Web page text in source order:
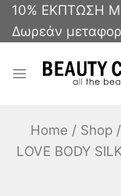
10% ΕΚΠΤΩΣΗ
Δωρεάν
Home / Shop /
LOVE BODY